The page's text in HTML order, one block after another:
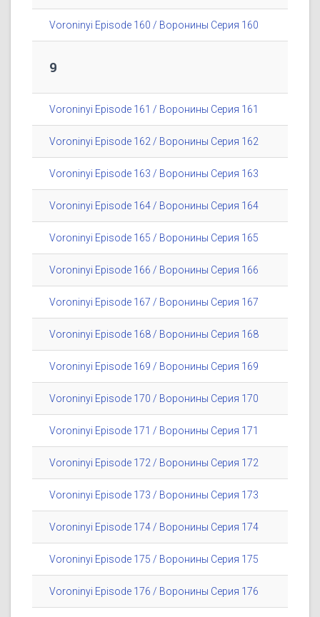
Voroninyi Episode 160 / Воронины Серия 160
9
Voroninyi Episode 161 / Воронины Серия 161
Voroninyi Episode 162 / Воронины Серия 162
Voroninyi Episode 163 / Воронины Серия 163
Voroninyi Episode 164 / Воронины Серия 164
Voroninyi Episode 165 / Воронины Серия 165
Voroninyi Episode 166 / Воронины Серия 166
Voroninyi Episode 167 / Воронины Серия 167
Voroninyi Episode 168 / Воронины Серия 168
Voroninyi Episode 169 / Воронины Серия 169
Voroninyi Episode 170 / Воронины Серия 170
Voroninyi Episode 171 / Воронины Серия 171
Voroninyi Episode 172 / Воронины Серия 172
Voroninyi Episode 173 / Воронины Серия 173
Voroninyi Episode 174 / Воронины Серия 174
Voroninyi Episode 175 / Воронины Серия 175
Voroninyi Episode 176 / Воронины Серия 176